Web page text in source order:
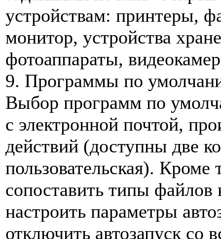
устройствам: принтеры,
монитор, устройства
фотоаппараты,
9. Программы по
Выбор программ по
с электронной почтой,
действий (доступны две
пользовательская).
сопоставить типы
настроить параметры
отключить автозапуск со